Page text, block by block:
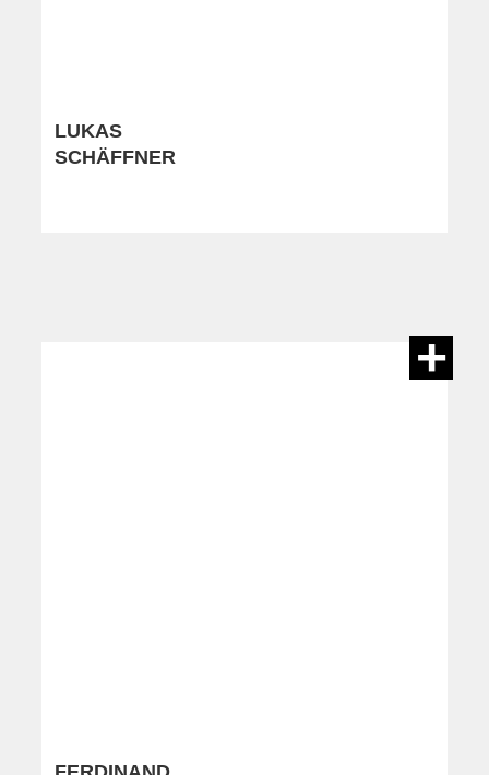
LUKAS
SCHÄFFNER